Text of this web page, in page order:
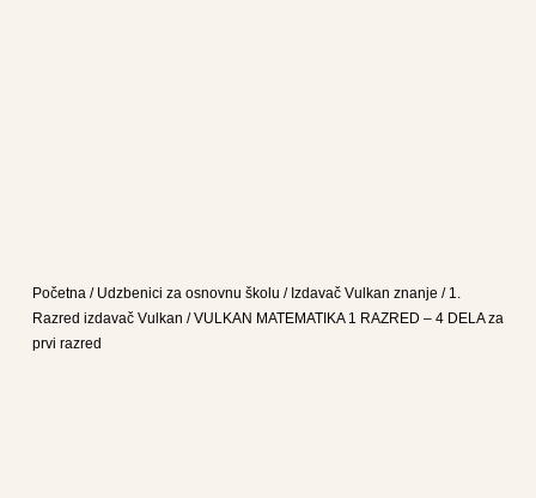
Početna/ Udzbenici za osnovnu školu / Izdavač Vulkan znanje / 1.
Razred izdavač Vulkan / VULKAN MATEMATIKA 1 RAZRED – 4 DELA za
prvi razred